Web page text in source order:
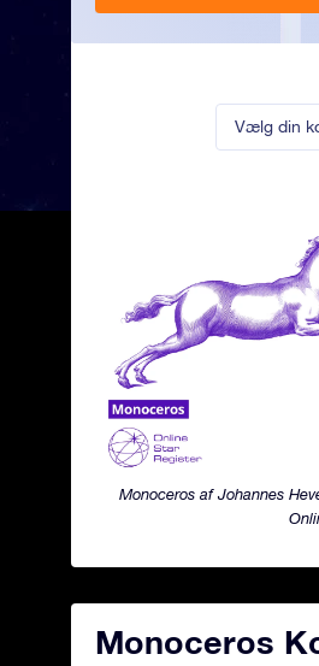
Vælg din
Monoceros af Johannes
Monoceros